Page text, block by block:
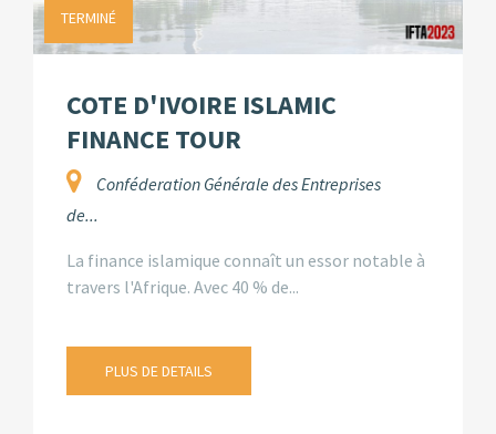
TERMINÉ
COTE D'IVOIRE ISLAMIC
FINANCE TOUR
Conféderation Générale des Entreprises
de...
La finance islamique connaît un essor notable à
travers l'Afrique. Avec 40 % de...
PLUS DE DETAILS